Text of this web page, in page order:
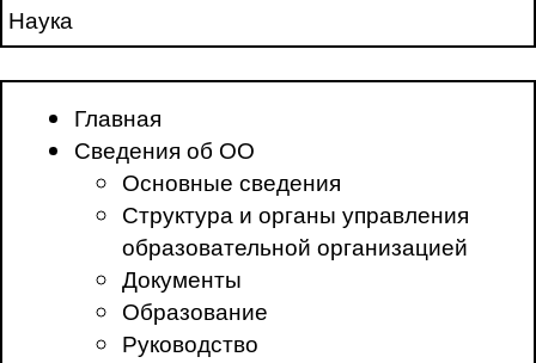
Наука
Главная
Сведения об ОО
Основные сведения
Структура и органы управления
образовательной организацией
Документы
Образование
Руководство